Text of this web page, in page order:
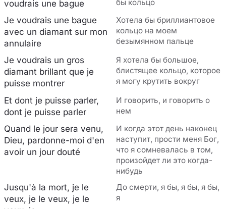
voudrais une bague бы кольцо
Je voudrais une bague
avec un diamant sur mon
annulaire
Хотела бы бриллиантовое
кольцо на моем
безымянном пальце
Je voudrais un gros
diamant brillant que je
puisse montrer
Я хотела бы большое,
блистящее кольцо, которое
я могу крутить вокруг
Et dont je puisse parler,
dont je puisse parler
И говорить, и говорить о
нем
Quand le jour sera venu,
Dieu, pardonne-moi d'en
avoir un jour douté
И когда этот день наконец
наступит, прости меня Бог,
что я сомневалась в том,
произойдет ли это когда-
нибудь
Jusqu'à la mort, je le
veux, je le veux, je le
До смерти, я бы, я бы, я бы,
я